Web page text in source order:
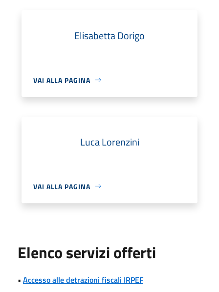
Elisabetta Dorigo
VAI ALLA PAGINA
Luca Lorenzini
VAI ALLA PAGINA
Elenco servizi offerti
• Accesso alle detrazioni fiscali IRPEF